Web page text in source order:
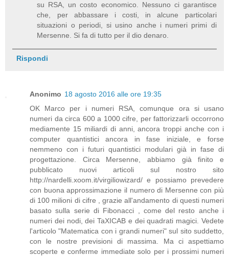
su RSA, un costo economico. Nessuno ci garantisce
che, per abbassare i costi, in alcune particolari
situazioni o periodi, si usino anche i numeri primi di
Mersenne. Si fa di tutto per il dio denaro.
Rispondi
Anonimo 18 agosto 2016 alle ore 19:35
OK Marco per i numeri RSA, comunque ora si usano
numeri da circa 600 a 1000 cifre, per fattorizzarli occorrono
mediamente 15 miliardi di anni, ancora troppi anche con i
computer quantistici ancora in fase iniziale, e forse
nemmeno con i futuri quantistici modulari già in fase di
progettazione. Circa Mersenne, abbiamo già finito e
pubblicato nuovi articoli sul nostro sito
http://nardelli.xoom.it/virgiliowizard/ e possiamo prevedere
con buona approssimazione il numero di Mersenne con più
di 100 milioni di cifre , grazie all'andamento di questi numeri
basato sulla serie di Fibonacci , come del resto anche i
numeri dei nodi, dei TaXICAB e dei quadrati magici. Vedete
l'articolo "Matematica con i grandi numeri" sul sito suddetto,
con le nostre previsioni di massima. Ma ci aspettiamo
scoperte e conferme immediate solo per i prossimi numeri